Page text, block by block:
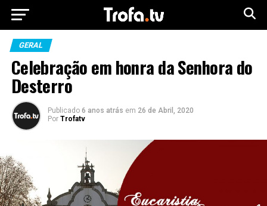
GERAL
Celebração em honra da Senhora do
Desterro
Publicado 6 anos atrás em 26 de Abril, 2020
Por Trofatv